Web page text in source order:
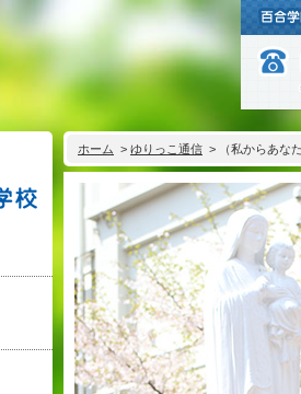
ホーム > ゆりっこ通信 > （私からあな